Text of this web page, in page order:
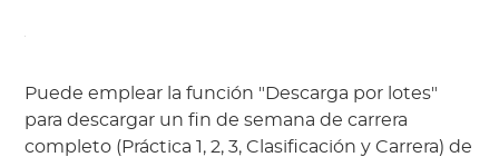
Puede emplear la función "Descarga por lotes"
para descargar un fin de semana de carrera
completo (Práctica 1, 2, 3, Clasificación y Carrera) de